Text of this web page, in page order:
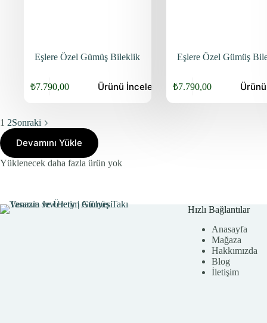
Eşlere Özel Gümüş Bileklik
Orijinal
₺7.790,00
Şu
Ürünü İncele
Eşlere Özel Gümüş
Orijinal
₺7.790,00
Şu
Ürünü
1 2Sonraki
Devamını Yükle
Yüklenecek daha fazla ürün yok
Hızlı Bağlantılar
Anasayfa
Mağaza
Hakkımızda
Blog
İletişim